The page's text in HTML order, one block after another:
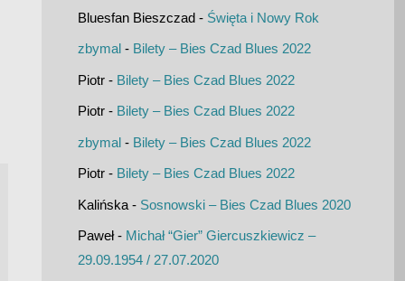
Bluesfan Bieszczad- Święta i Nowy Rok
zbymal- Bilety – Bies Czad Blues 2022
Piotr- Bilety – Bies Czad Blues 2022
Piotr- Bilety – Bies Czad Blues 2022
zbymal- Bilety – Bies Czad Blues 2022
Piotr- Bilety – Bies Czad Blues 2022
Kalińska- Sosnowski – Bies Czad Blues 2020
Paweł- Michał “Gier” Giercuszkiewicz –
29.09.1954 / 27.07.2020